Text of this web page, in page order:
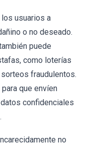
usuarios a
o no deseado.
puede
como loterías
fraudulentos.
que envíen
confidenciales
no